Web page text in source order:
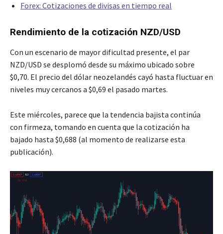
Forex: Cotizaciones de divisas en tiempo real
Rendimiento de la cotización NZD/USD
Con un escenario de mayor dificultad presente, el par
NZD/USD se desplomó desde su máximo ubicado sobre
$0,70. El precio del dólar neozelandés cayó hasta fluctuar en
niveles muy cercanos a $0,69 el pasado martes.
Este miércoles, parece que la tendencia bajista continúa
con firmeza, tomando en cuenta que la cotización ha
bajado hasta $0,688 (al momento de realizarse esta
publicación).